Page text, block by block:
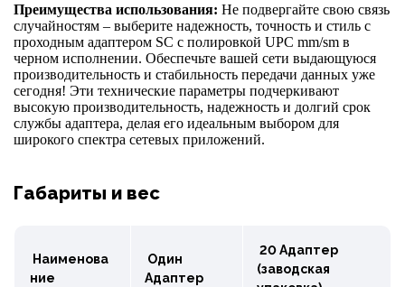
Преимущества использования: Не подвергайте свою связь
случайностям – выберите надежность, точность и стиль с
проходным адаптером SC с полировкой UPC mm/sm в
черном исполнении. Обеспечьте вашей сети выдающуюся
производительность и стабильность передачи данных уже
сегодня! Эти технические параметры подчеркивают
высокую производительность, надежность и долгий срок
службы адаптера, делая его идеальным выбором для
широкого спектра сетевых приложений.
Габариты и вес
Наименова
ние
Один
Адаптер
20 Адаптер
(заводская